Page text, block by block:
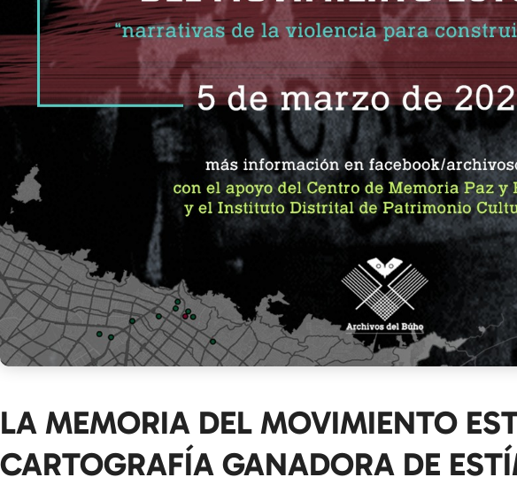
LA MEMORIA DEL MOVIMIENTO
CARTOGRAFÍA GANADORA DE